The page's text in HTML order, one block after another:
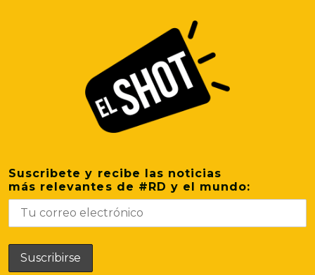
Suscribete y recibe las noticias
más relevantes de #RD y el mundo: